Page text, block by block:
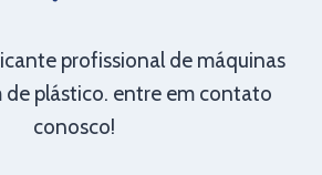
profissional de máquinas
de plástico. entre em contato
conosco!